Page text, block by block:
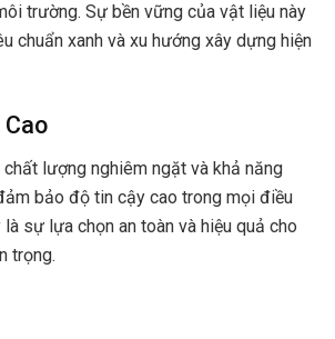
trường. Sự bền vững của vật liệu này
chuẩn xanh và xu hướng xây dựng hiện
lượng nghiêm ngặt và khả năng
bảo độ tin cậy cao trong mọi điều
là sự lựa chọn an toàn và hiệu quả cho
trọng.